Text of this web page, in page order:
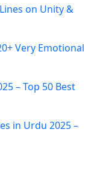
on Unity &
Very Emotional
– Top 50 Best
in Urdu 2025 –